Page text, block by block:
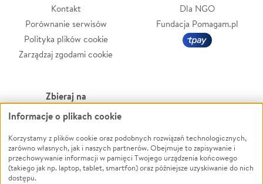
Kontakt
Porównanie serwisów
Polityka plików cookie
Zarządzaj zgodami cookie
Dla NGO
Fundacja Pomagam.pl
Zbieraj na
Leczenie
Zwierzęta
Pożar
Ukraina
Powódź
Wichura
NGO
Informacje o plikach cookie
Korzystamy z plików cookie oraz podobnych rozwiązań technologicznych,
zarówno własnych, jak i naszych partnerów. Obejmuje to zapisywanie i
przechowywanie informacji w pamięci Twojego urządzenia końcowego
(takiego jak np. laptop, tablet, smartfon) oraz późniejsze uzyskiwanie do nich
dostępu.